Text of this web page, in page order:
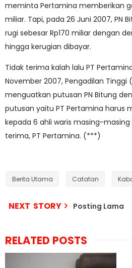
meminta Pertamina memberikan
miliar. Tapi, pada 26 Juni 2007, PN
rugi sebesar Rp170 miliar dengan
hingga kerugian dibayar.
Tidak terima kalah lalu PT
November 2007, Pengadilan Tinggi
menguatkan putusan PN Bitung
putusan yaitu PT Pertamina harus
kepada 6 ahli waris masing-masing
terima, PT Pertamina. (***)
Berita Utama Catatan
NEXT STORY Posting Lama
RELATED POSTS